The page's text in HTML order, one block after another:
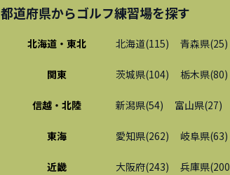
都道府県からゴルフ練習場を探す
北海道・東北 北海道(115) 青森県(25)
関東 茨城県(104) 栃木県(80)
信越・北陸 新潟県(54) 富山県(27)
東海 愛知県(262) 岐阜県(63)
近畿 大阪府(243) 兵庫県(200